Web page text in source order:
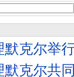
克尔举
克尔共